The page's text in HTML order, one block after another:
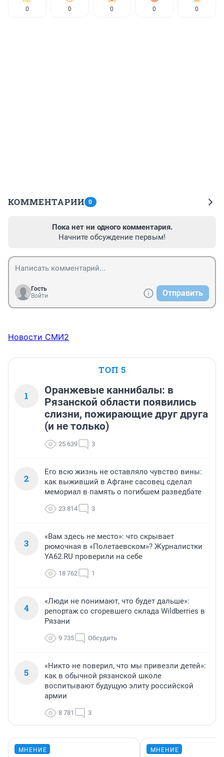
0 0 0 0 0
КОММЕНТАРИИ 0
Пока нет ни одного комментария.
Начните обсуждение первым!
Гость
Войти
Отправить
Новости СМИ2
ТОП 5
1
Оранжевые каннибалы: в
Рязанской области появились
слизни, пожирающие друг друга
(и не только)
25 639 3
2
Его всю жизнь не оставляло чувство вины:
как выживший в Афгане сасовец сделал
мемориал в память о погибшем разведбате
23 814 3
3
«Вам здесь не место»: что скрывает
рюмочная в «Полетаевском»? Журналистки
YA62.RU проверили на себе
18 762 1
4
«Люди не понимают, что будет дальше»:
репортаж со сгоревшего склада Wildberries в
Рязани
9 735 Обсудить
5
«Никто не поверил, что мы привезли детей»:
как в обычной рязанской школе
воспитывают будущую элиту российской
армии
8 781 3
МНЕНИЕ МНЕНИЕ